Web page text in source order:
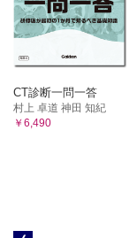
CT診断一問一答
村上 卓道 神田 知紀
￥6,490